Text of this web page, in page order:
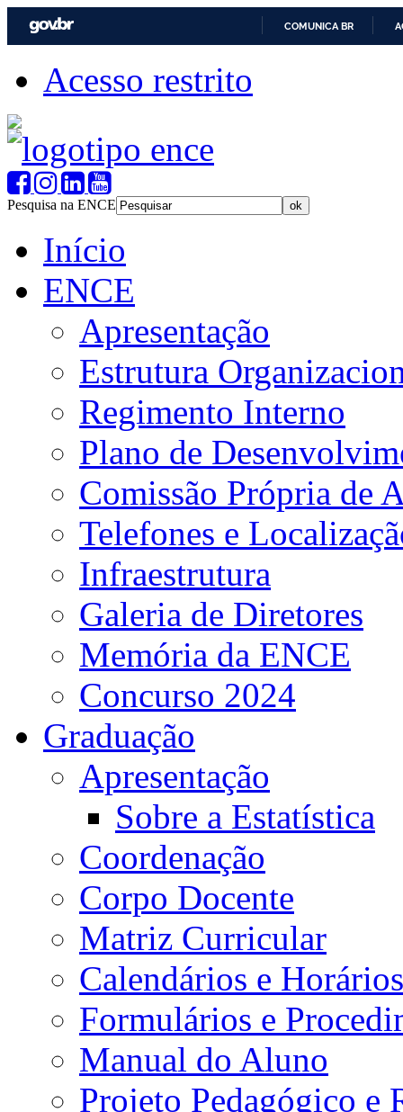
COMUNICA BR
Acesso restrito
Pesquisa na ENCE
Início
ENCE
Apresentação
Estrutura
Regimento Interno
Plano de
Comissão Própria de
Telefones e
Infraestrutura
Galeria de Diretores
Memória da ENCE
Concurso 2024
Graduação
Apresentação
Sobre a Estatística
Coordenação
Corpo Docente
Matriz Curricular
Calendários e Horários
Formulários e
Manual do Aluno
Projeto Pedagógico e